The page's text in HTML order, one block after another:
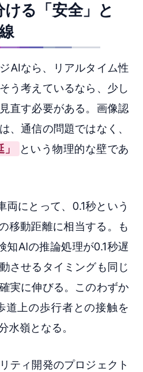
る「安全」と
AIなら、リアルタイム性
う考えているなら、少し
直す必要がある。画像認
、通信の問題ではなく、
という物理的な壁であ
にとって、0.1秒という
移動距離に相当する。も
知AIの推論処理が0.1秒遅
させるタイミングも同じ
実に伸びる。このわずか
道上の歩行者との接触を
水嶺となる。
ティ開発のプロジェクト